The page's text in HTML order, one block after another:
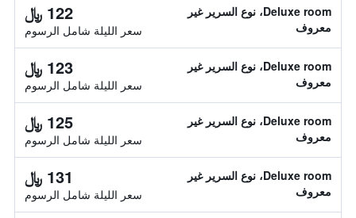
Deluxe room، نوع السرير غير
معروف
122 ﷼
سعر الليلة شامل الرسوم
Deluxe room، نوع السرير غير
معروف
123 ﷼
سعر الليلة شامل الرسوم
Deluxe room، نوع السرير غير
معروف
125 ﷼
سعر الليلة شامل الرسوم
Deluxe room، نوع السرير غير
معروف
131 ﷼
سعر الليلة شامل الرسوم